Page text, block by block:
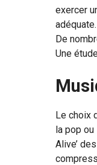
exercer
De
Une
Le choix
la pop ou
Alive’